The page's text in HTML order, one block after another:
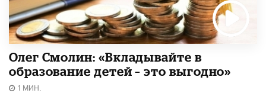
Олег Смолин: «Вкладывайте в
образование детей – это выгодно»
1 МИН.